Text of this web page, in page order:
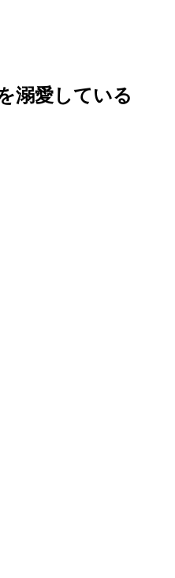
溺愛している